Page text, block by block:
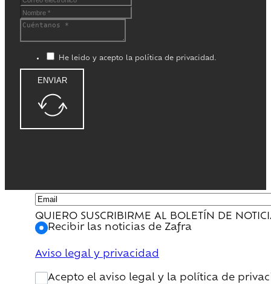
He leido y acepto la política de privacidad.
ENVIAR
QUIERO SUSCRIBIRME AL BOLETÍN DE
Recibir las noticias de Zafra
Aviso legal y privacidad
Acepto el aviso legal y la política de